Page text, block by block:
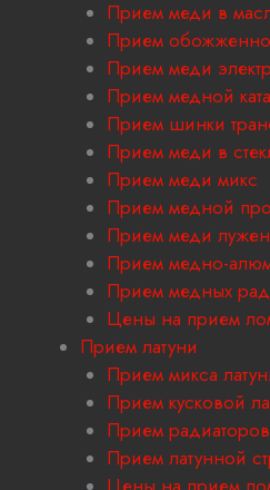
Прием меди в
Прием
Прием меди
Прием медной
Прием шинки
Прием меди в
Прием меди микс
Прием медной
Прием меди
Прием медно-
Прием медных
Цены на прием
Прием латуни
Прием микса
Прием кусковой
Прием
Прием латунной